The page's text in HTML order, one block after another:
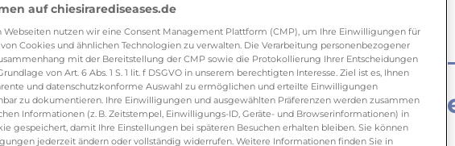
Mannosidose: Ein
auf chiesirarediseases.de
Webseiten nutzen wir eine Consent Management Plattform (CMP), um Ihre Einwilligungen für
Cookies und ähnlichen Technologien zu verwalten. Die Verarbeitung personenbezogener
mit der Bereitstellung der CMP sowie die Protokollierung Ihrer Entscheidungen
von Art. 6 Abs. 1 S. 1 lit. f DSGVO in unserem berechtigten Interesse. Ziel ist es, Ihnen
und datenschutzkonforme Auswahl zu ermöglichen und erteilte Einwilligungen
zu dokumentieren. Ihre Einwilligungen und ausgewählten Präferenzen werden zusammen
Informationen (z. B. Zeitstempel, Einwilligungs-ID, Geräte- und Browserinformationen) in
gespeichert, damit Ihre Einstellungen bei späteren Besuchen erhalten bleiben. Sie können
jederzeit ändern oder vollständig widerrufen. Weitere Informationen finden Sie in